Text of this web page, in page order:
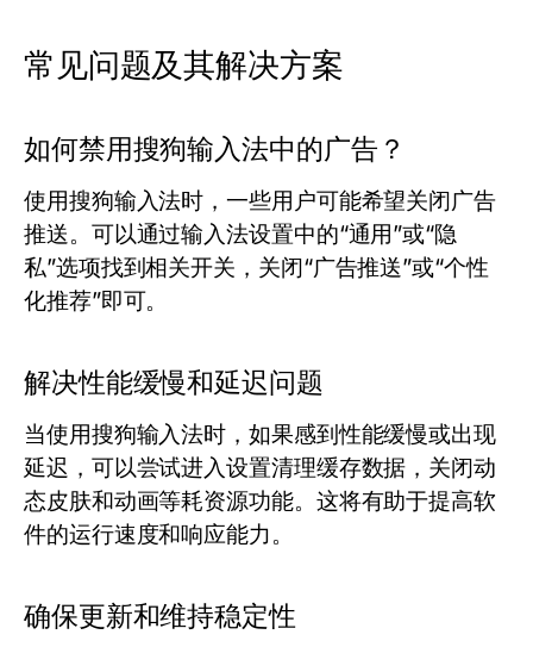
常见问题及其解决方案
如何禁用搜狗输入法中的广告？
使用搜狗输入法时，一些用户可能希望关闭广告
推送。可以通过输入法设置中的“通用”或“隐
私”选项找到相关开关，关闭“广告推送”或“个性
化推荐”即可。
解决性能缓慢和延迟问题
当使用搜狗输入法时，如果感到性能缓慢或出现
延迟，可以尝试进入设置清理缓存数据，关闭动
态皮肤和动画等耗资源功能。这将有助于提高软
件的运行速度和响应能力。
确保更新和维持稳定性